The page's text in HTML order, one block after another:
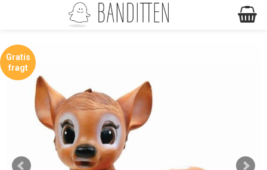
Gratis
fragt